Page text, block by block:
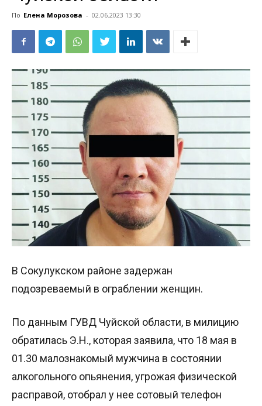
По Елена Морозова - 02.06.2023 13:30
В Сокулукском районе задержан
подозреваемый в ограблении женщин.
По данным ГУВД Чуйской области, в милицию
обратилась Э.Н., которая заявила, что 18 мая в
01.30 малознакомый мужчина в состоянии
алкогольного опьянения, угрожая физической
расправой, отобрал у нее сотовый телефон